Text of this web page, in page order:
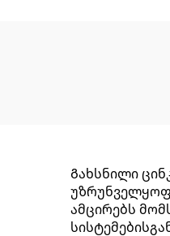
Გახსნილი
ამცირებს